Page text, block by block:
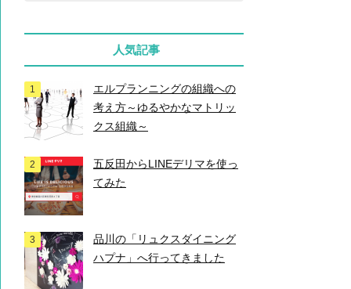
人気記事
エルプランニングの組織への
考え方～ゆるやかなマトリッ
クス組織～
五反田からLINEデリマを使っ
てみた
品川の「リュクスダイニング
ハプナ」へ行ってきました